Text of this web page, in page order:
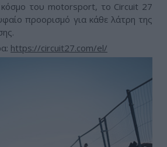
του motorsport, το Circuit 27
προορισμό για κάθε λάτρη της
https://circuit27.com/el/